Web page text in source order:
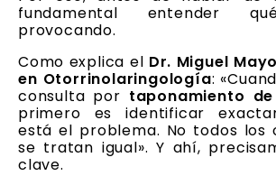
fundamental entender
provocando.
Como explica el Dr. Miguel
en Otorrinolaringología:
consulta por taponamiento
primero es identificar
está el problema. No todos los
se tratan igual». Y ahí,
clave.